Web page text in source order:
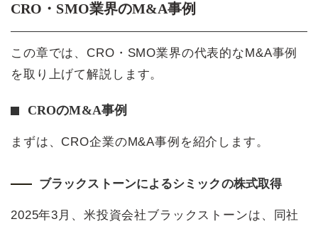
CRO・SMO業界のM&A事例
この章では、CRO・SMO業界の代表的なM&A事例
を取り上げて解説します。
CROのM&A事例
まずは、CRO企業のM&A事例を紹介します。
ブラックストーンによるシミックの株式取得
2025年3月、米投資会社ブラックストーンは、同社